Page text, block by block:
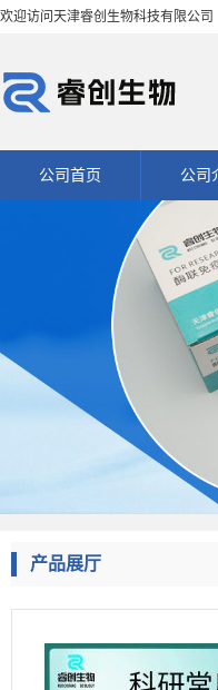
欢迎访问天津睿创生物科技有限公司
公司首页 公司
产品展厅